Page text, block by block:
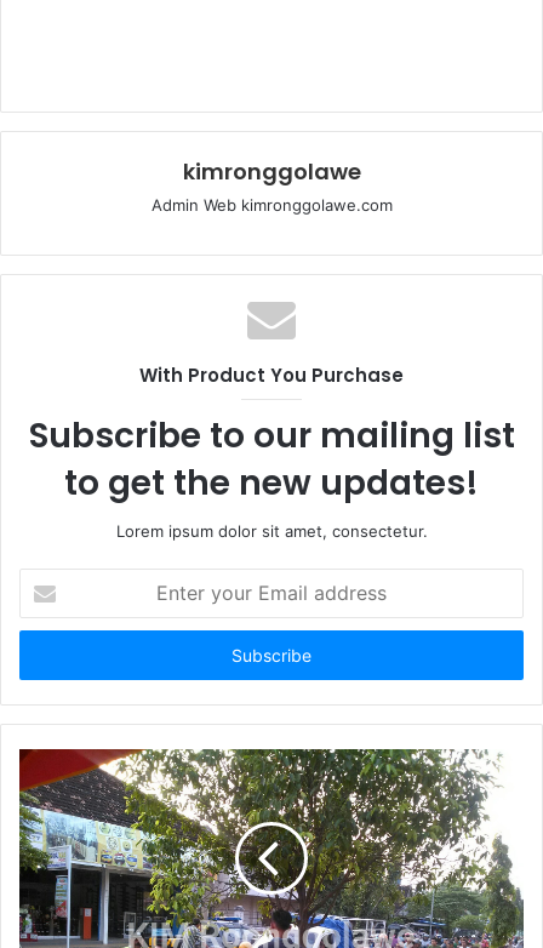
kimronggolawe
Admin Web kimronggolawe.com
With Product You Purchase
Subscribe to our mailing list
to get the new updates!
Lorem ipsum dolor sit amet, consectetur.
t
r
y
u
r
E
m
a
l
a